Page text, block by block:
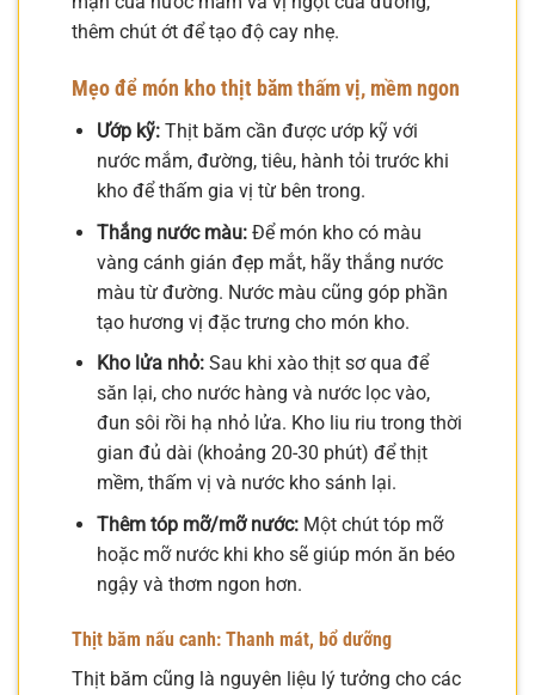
thêm chút ớt để tạo độ cay nhẹ.
Mẹo để món kho thịt băm thấm vị, mềm ngon
Ướp kỹ:Thịt băm cần được ướp kỹ với
nước mắm, đường, tiêu, hành tỏi trước khi
kho để thấm gia vị từ bên trong.
Thắng nước màu:Để món kho có màu
vàng cánh gián đẹp mắt, hãy thắng nước
màu từ đường. Nước màu cũng góp phần
tạo hương vị đặc trưng cho món kho.
Kho lửa nhỏ:Sau khi xào thịt sơ qua để
săn lại, cho nước hàng và nước lọc vào,
đun sôi rồi hạ nhỏ lửa. Kho liu riu trong thời
gian đủ dài (khoảng 20-30 phút) để thịt
mềm, thấm vị và nước kho sánh lại.
Thêm tóp mỡ/mỡ nước:Một chút tóp mỡ
hoặc mỡ nước khi kho sẽ giúp món ăn béo
ngậy và thơm ngon hơn.
Thịt băm nấu canh: Thanh mát, bổ dưỡng
Thịt băm cũng là nguyên liệu lý tưởng cho các